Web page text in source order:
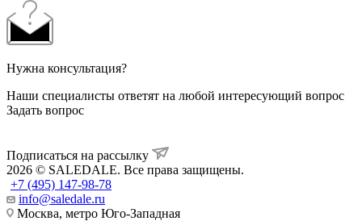
Нужна консультация?
Наши специалисты ответят на любой интересующий вопрос
Задать вопрос
Подписаться на рассылку
2026 © SALEDALE. Все права защищены.
+7 (495) 147-98-78
info@saledale.ru
Москва, метро Юго-Западная